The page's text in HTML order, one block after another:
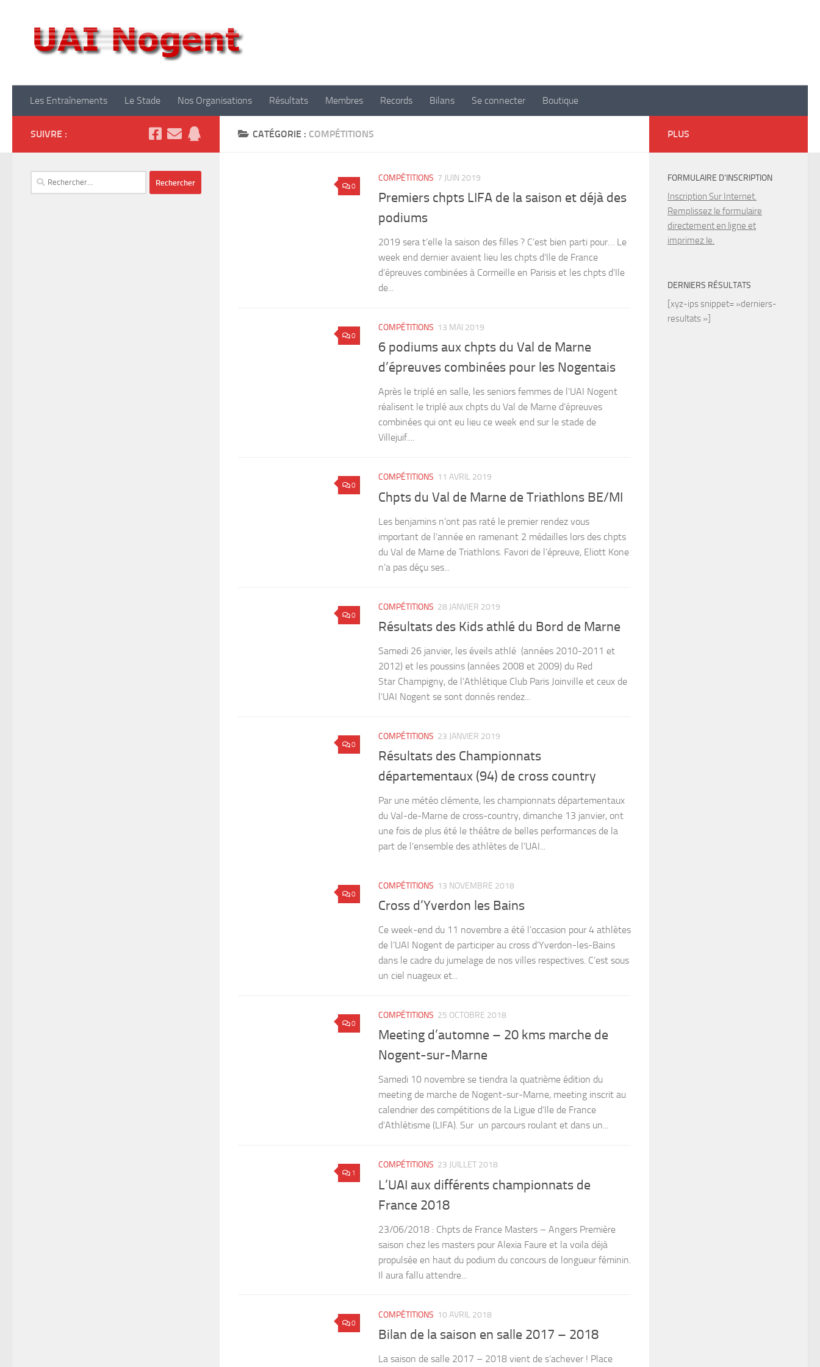
Les Entraînements Le Stade Nos Organisations Résultats Membres Records Bilans Se connecter Boutique
CATÉGORIE : COMPÉTITIONS
0
COMPÉTITIONS 7 JUIN 2019
Premiers chpts LIFA de la saison et déjà des
podiums
2019 sera t’elle la saison des filles ? C’est bien parti pour… Le
week end dernier avaient lieu les chpts d’Ile de France
d’épreuves combinées à Cormeille en Parisis et les chpts d’Ile
de...
0
COMPÉTITIONS 13 MAI 2019
6 podiums aux chpts du Val de Marne
d’épreuves combinées pour les Nogentais
Après le triplé en salle, les seniors femmes de l’UAI Nogent
réalisent le triplé aux chpts du Val de Marne d’épreuves
combinées qui ont eu lieu ce week end sur le stade de
Villejuif....
0
COMPÉTITIONS 11 AVRIL 2019
Chpts du Val de Marne de Triathlons BE/MI
Les benjamins n’ont pas raté le premier rendez vous
important de l’année en ramenant 2 médailles lors des chpts
du Val de Marne de Triathlons. Favori de l’épreuve, Eliott Kone
n’a pas déçu ses...
0
COMPÉTITIONS 28 JANVIER 2019
Résultats des Kids athlé du Bord de Marne
Samedi 26 janvier, les éveils athlé (années 2010-2011 et
2012) et les poussins (années 2008 et 2009) du Red
Star Champigny, de l’Athlétique Club Paris Joinville et ceux de
l’UAI Nogent se sont donnés rendez...
0
COMPÉTITIONS 23 JANVIER 2019
Résultats des Championnats
départementaux (94) de cross country
Par une météo clémente, les championnats départementaux
du Val-de-Marne de cross-country, dimanche 13 janvier, ont
une fois de plus été le théâtre de belles performances de la
part de l’ensemble des athlètes de l’UAI...
0
COMPÉTITIONS 13 NOVEMBRE 2018
Cross d’Yverdon les Bains
Ce week-end du 11 novembre a été l’occasion pour 4 athlètes
de l’UAI Nogent de participer au cross d’Yverdon-les-Bains
dans le cadre du jumelage de nos villes respectives. C’est sous
un ciel nuageux et...
0
COMPÉTITIONS 25 OCTOBRE 2018
Meeting d’automne – 20 kms marche de
Nogent-sur-Marne
Samedi 10 novembre se tiendra la quatrième édition du
meeting de marche de Nogent-sur-Marne, meeting inscrit au
calendrier des compétitions de la Ligue d’Ile de France
d’Athlétisme (LIFA). Sur un parcours roulant et dans un...
1
COMPÉTITIONS 23 JUILLET 2018
L’UAI aux différents championnats de
France 2018
23/06/2018 : Chpts de France Masters – Angers Première
saison chez les masters pour Alexia Faure et la voila déjà
propulsée en haut du podium du concours de longueur féminin.
Il aura fallu attendre...
0
COMPÉTITIONS 10 AVRIL 2018
Bilan de la saison en salle 2017 – 2018
La saison de salle 2017 – 2018 vient de s’achever ! Place
SUIVRE :
Rechercher :
PLUS
FORMULAIRE D’INSCRIPTION
Inscription Sur Internet.
Remplissez le formulaire
directement en ligne et
imprimez le.
DERNIERS RÉSULTATS
[xyz-ips snippet= »derniers-
resultats »]